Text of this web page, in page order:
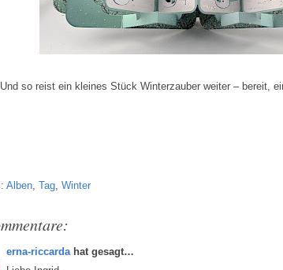
Und so reist ein kleines Stück Winterzauber weiter – bereit,
Alben Tag Winter
erna-riccarda hat gesagt…